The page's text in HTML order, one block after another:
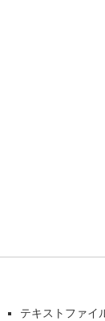
テキストファイ